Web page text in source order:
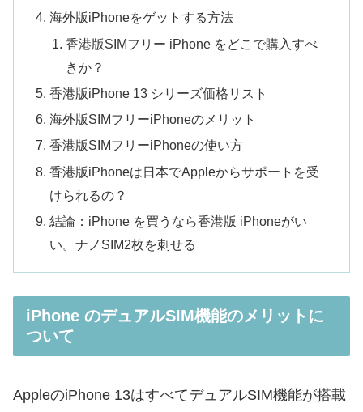
海外版iPhoneをゲットする方法
香港版SIMフリー iPhone をどこで購入すべ
きか？
香港版iPhone 13 シリーズ価格リスト
海外版SIMフリーiPhoneのメリット
香港版SIMフリーiPhoneの使い方
香港版iPhoneは日本でAppleからサポートを受
けられるの？
結論：iPhone を買うなら香港版 iPhoneがい
い。ナノSIM2枚を刺せる
iPhone のデュアルSIM機能のメリットに
ついて
AppleのiPhone 13はすべてデュアルSIM機能が搭載